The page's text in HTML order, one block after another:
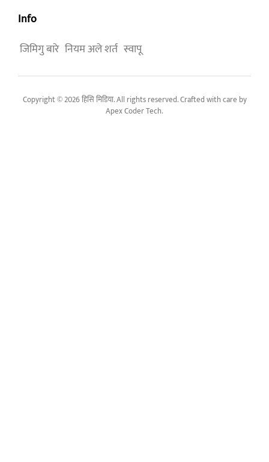
Info
जिमिगु बारे नियम अले शर्त स्वापू
Copyright © 2026 हिसि मिडिया. All rights reserved. Crafted with care by
Apex Coder Tech.